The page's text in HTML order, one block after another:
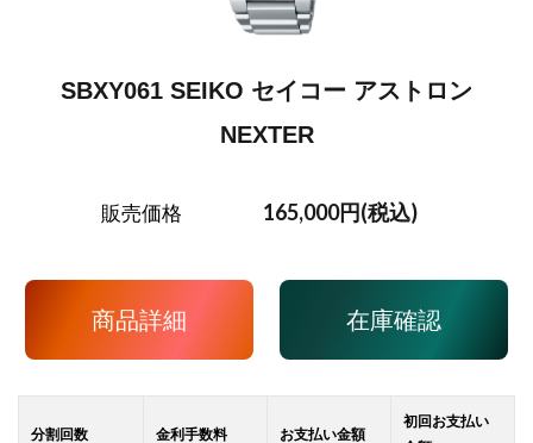
SBXY061 SEIKO セイコー アストロン
NEXTER
販売価格 165,000円(税込)
商品詳細 在庫確認